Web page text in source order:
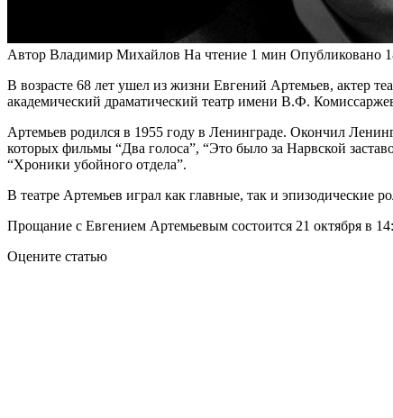
Автор Владимир Михайлов На чтение 1 мин Опубликовано
В возрасте 68 лет ушел из жизни Евгений Артемьев, актер
академический драматический театр имени В.Ф.
Артемьев родился в 1955 году в Ленинграде. Окончил
которых фильмы “Два голоса”, “Это было за Нарвской
“Хроники убойного отдела”.
В театре Артемьев играл как главные, так и эпизодические
Прощание с Евгением Артемьевым состоится 21 октября в
Оцените статью